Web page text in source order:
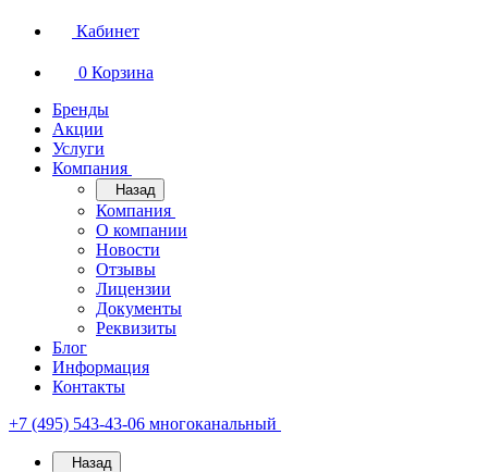
Кабинет
0 Корзина
Бренды
Акции
Услуги
Компания
Назад
Компания
О компании
Новости
Отзывы
Лицензии
Документы
Реквизиты
Блог
Информация
Контакты
+7 (495) 543-43-06 многоканальный
Назад